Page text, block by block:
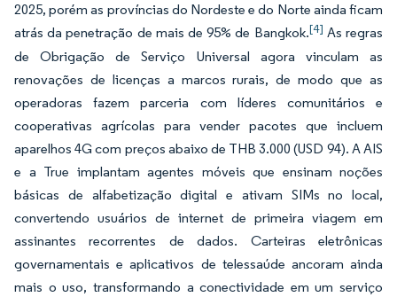
2025, porém as províncias do Nordeste e do Norte ainda ficam
atrás da penetração de mais de 95% de Bangkok.[4] As regras
de Obrigação de Serviço Universal agora vinculam as
renovações de licenças a marcos rurais, de modo que as
operadoras fazem parceria com líderes comunitários e
cooperativas agrícolas para vender pacotes que incluem
aparelhos 4G com preços abaixo de THB 3.000 (USD 94). A AIS
e a True implantam agentes móveis que ensinam noções
básicas de alfabetização digital e ativam SIMs no local,
convertendo usuários de internet de primeira viagem em
assinantes recorrentes de dados. Carteiras eletrônicas
governamentais e aplicativos de telessaúde ancoram ainda
mais o uso, transformando a conectividade em um serviço